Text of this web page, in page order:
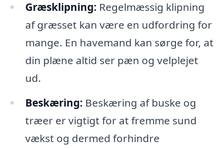
Græsklipning: Regelmæssig klipning
af græsset kan være en udfordring for
mange. En havemand kan sørge for, at
din plæne altid ser pæn og velplejet
ud.
Beskæring: Beskæring af buske og
træer er vigtigt for at fremme sund
vækst og dermed forhindre